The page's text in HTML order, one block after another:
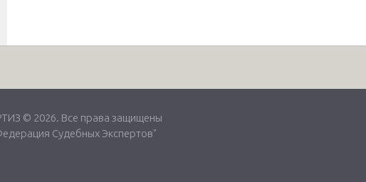
© 2026. Все права защищены
Судебных Экспертов"